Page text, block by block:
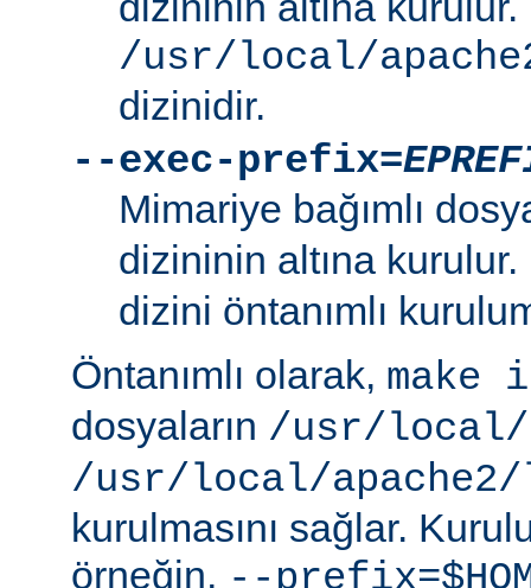
/usr/local/
dizinidir.
--exec-prefix=
Mimariye bağımlı
dizininin altına
dizini öntanımlı
Öntanımlı olarak, make
dosyaların /usr/local/
/usr/local/
kurulmasını sağlar.
örneğin,